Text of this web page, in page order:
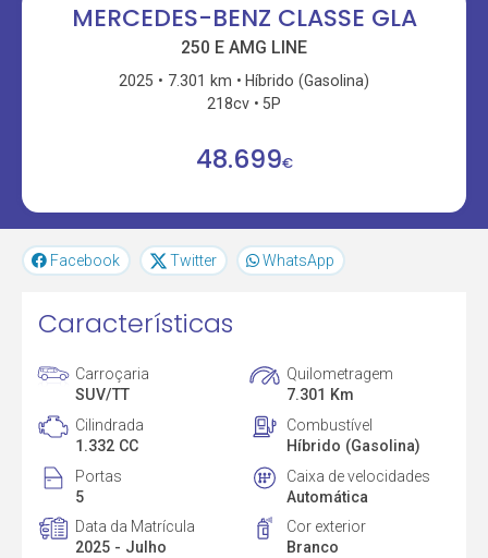
MERCEDES-BENZ CLASSE GLA
250 E AMG LINE
2025 7.301 km
Híbrido (Gasolina)
218cv
5P
48.699€
Facebook Twitter WhatsApp
Características
Carroçaria
SUV/TT
Quilometragem
7.301 Km
Cilindrada
1.332 CC
Combustível
Híbrido (Gasolina)
Portas
5
Caixa de velocidades
Automática
Data da Matrícula
2025 - Julho
Cor exterior
Branco